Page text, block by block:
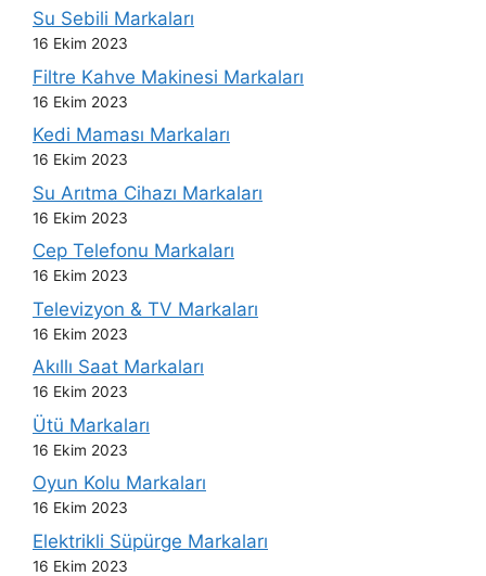
Su Sebili Markaları
16 Ekim 2023
Filtre Kahve Makinesi Markaları
16 Ekim 2023
Kedi Maması Markaları
16 Ekim 2023
Su Arıtma Cihazı Markaları
16 Ekim 2023
Cep Telefonu Markaları
16 Ekim 2023
Televizyon & TV Markaları
16 Ekim 2023
Akıllı Saat Markaları
16 Ekim 2023
Ütü Markaları
16 Ekim 2023
Oyun Kolu Markaları
16 Ekim 2023
Elektrikli Süpürge Markaları
16 Ekim 2023